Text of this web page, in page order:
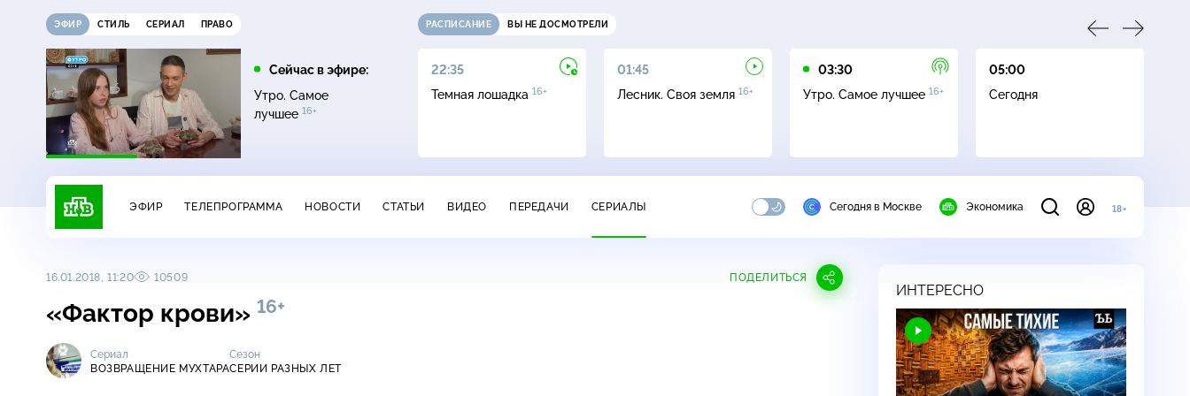
ЭФИР СТИЛЬ СЕРИАЛ ПРАВО
Сейчас в эфире:
Утро. Самое
лучшее 16+
РАСПИСАНИЕ ВЫ НЕ ДОСМОТРЕЛИ
21:15
Сегодня
21:30
Неизвестная Россия
22:35
Темная лошадка 16+
01:45
Лесник. Своя земля 16+
03:30
Утро. Самое лучшее 16+
05:00
Сегодня
ЭФИР ТЕЛЕПРОГРАММА НОВОСТИ СТАТЬИ ВИДЕО ПЕРЕДАЧИ СЕРИАЛЫ Сегодня в Москве Экономика 18+
16.01.2018, 11:20 10509 ПОДЕЛИТЬСЯ
«Фактор крови» 16+
Сериал
ВОЗВРАЩЕНИЕ МУХТАРА
Сезон
СЕРИИ РАЗНЫХ ЛЕТ
ИНТЕРЕСНО